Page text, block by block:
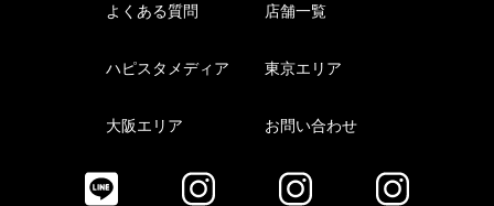
よくある質問 店舗一覧
ハピスタメディア 東京エリア
大阪エリア お問い合わせ